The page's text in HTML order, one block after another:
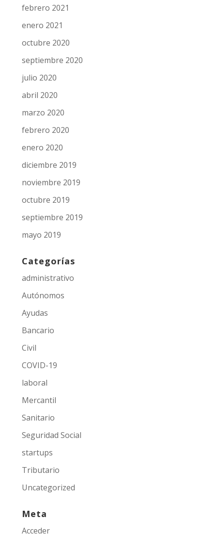
febrero 2021
enero 2021
octubre 2020
septiembre 2020
julio 2020
abril 2020
marzo 2020
febrero 2020
enero 2020
diciembre 2019
noviembre 2019
octubre 2019
septiembre 2019
mayo 2019
Categorías
administrativo
Autónomos
Ayudas
Bancario
Civil
COVID-19
laboral
Mercantil
Sanitario
Seguridad Social
startups
Tributario
Uncategorized
Meta
Acceder